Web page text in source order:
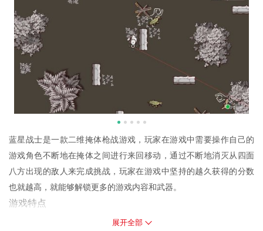
蓝星战士是一款二维掩体枪战游戏，玩家在游戏中需要操作自己的
游戏角色不断地在掩体之间进行来回移动，通过不断地消灭从四面
八方出现的敌人来完成挑战，玩家在游戏中坚持的越久获得的分数
也就越高，就能够解锁更多的游戏内容和武器。
游戏特点
1.游戏目前玩家只能在不同的地图中尝试挑战AI敌人，电脑控制的对
展开全部